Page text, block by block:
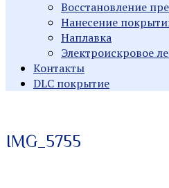
Восстановление
Нанесение
Наплавка
Электроискровое
Контакты
DLC покрытие
Производство
IMG_5755